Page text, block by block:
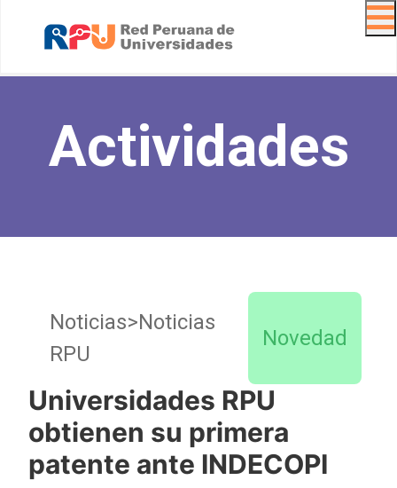
Actividades
Noticias>Noticias
RPU
Novedad
Universidades RPU
obtienen su primera
patente ante INDECOPI